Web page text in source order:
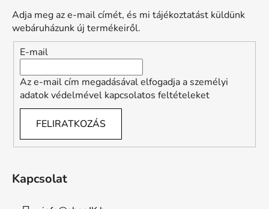
Adja meg az e-mail címét, és mi tájékoztatást küldünk
webáruházunk új termékeiről.
E-mail
Az e-mail cím megadásával elfogadja a személyi
adatok védelmével kapcsolatos feltételeket
FELIRATKOZÁS
Kapcsolat